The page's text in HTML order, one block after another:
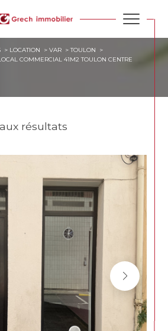
LOCATION VAR
TOULON
COMMERCIAL 41M2 TOULON CENTRE
résultats